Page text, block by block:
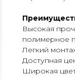
Высокая
полимерное
Легкий
Доступная
Широкая